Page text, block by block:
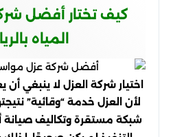
كيف تختار أفضل
المياه
اختيار شركة العزل لا ينبغي
لأن العزل خدمة “وقائية”
شبكة مستقرة وتكاليف صيانة